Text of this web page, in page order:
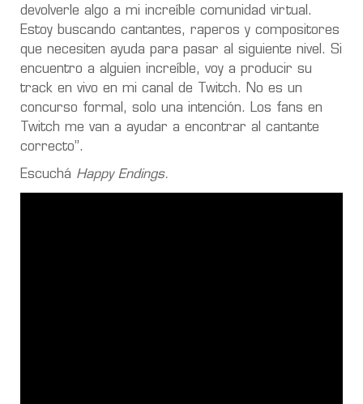
devolverle algo a mi increíble comunidad virtual.
Estoy buscando cantantes, raperos y compositores
que necesiten ayuda para pasar al siguiente nivel. Si
encuentro a alguien increíble, voy a producir su
track en vivo en mi canal de Twitch. No es un
concurso formal, solo una intención. Los fans en
Twitch me van a ayudar a encontrar al cantante
correcto”.
Escuchá Happy Endings.